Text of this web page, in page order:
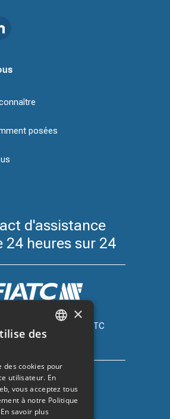
posées
d'assistance
24 heures sur 24
automobile avec FIATC
+34 918 66 98 06
FRENCH
×
des
des cookies pour
utilisateur. En
vous acceptez tous
à notre Politique
En savoir plus